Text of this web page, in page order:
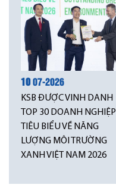
1007-2026
KSB ĐƯỢC VINH DANH
TOP 30 DOANH NGHIỆP
TIÊU BIỂU VỀ NĂNG
LƯỢNG MÔI TRƯỜNG
XANH VIỆT NAM 2026